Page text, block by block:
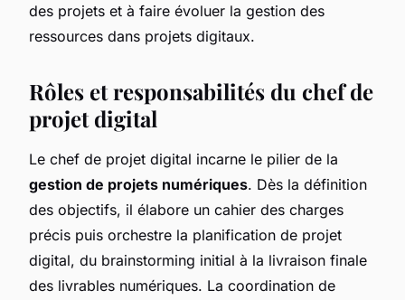
des projets et à faire évoluer la gestion des
ressources dans projets digitaux.
Rôles et responsabilités du chef de
projet digital
Le chef de projet digital incarne le pilier de la
gestion de projets numériques. Dès la définition
des objectifs, il élabore un cahier des charges
précis puis orchestre la planification de projet
digital, du brainstorming initial à la livraison finale
des livrables numériques. La coordination de